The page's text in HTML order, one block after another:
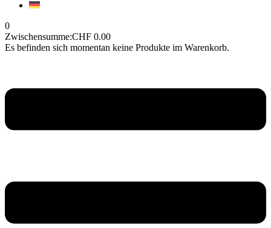
0
Zwischensumme:CHF 0.00
Es befinden sich momentan keine Produkte im Warenkorb.